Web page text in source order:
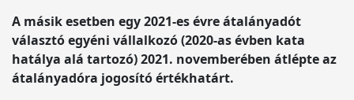
A másik esetben egy 2021-es évre átalányadót
választó egyéni vállalkozó (2020-as évben kata
hatálya alá tartozó) 2021. novemberében átlépte az
átalányadóra jogosító értékhatárt.